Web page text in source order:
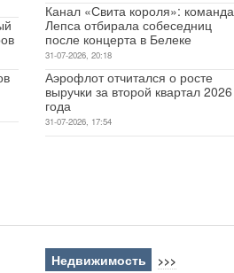
Канал «Свита короля»: команда
Лепса отбирала собеседниц
после концерта в Белеке
31-07-2026, 20:18
Аэрофлот отчитался о росте
выручки за второй квартал 2026
года
31-07-2026, 17:54
Недвижимость >>>